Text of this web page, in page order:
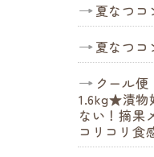
夏なつ
夏なつ
クール便
1.6kg★漬物
ない！摘果
コリコリ食